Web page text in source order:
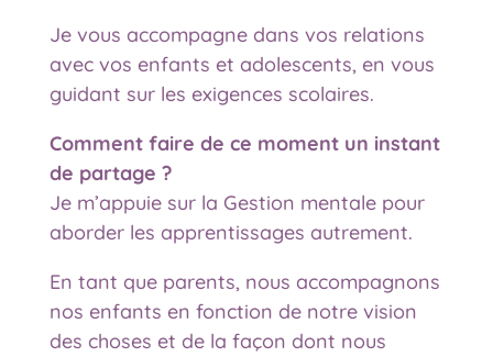
Je vous accompagne dans vos relations
avec vos enfants et adolescents, en vous
guidant sur les exigences scolaires.
Comment faire de ce moment un instant
de partage ?
Je m’appuie sur la Gestion mentale pour
aborder les apprentissages autrement.
En tant que parents, nous accompagnons
nos enfants en fonction de notre vision
des choses et de la façon dont nous